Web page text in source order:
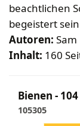
beachtlichen
begeistert
Autoren:
Inhalt: 160
Bienen -
105305